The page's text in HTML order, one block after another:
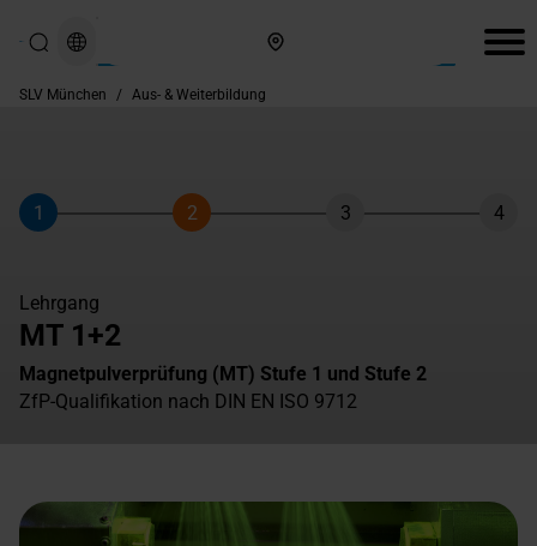
SLV München / Aus- & Weiterbildung
Schritt
1
Schritt
2
Schritt
3 4
Lehrgang
MT 1+2
Magnetpulverprüfung (MT) Stufe 1 und Stufe 2
ZfP-Qualifikation nach DIN EN ISO 9712